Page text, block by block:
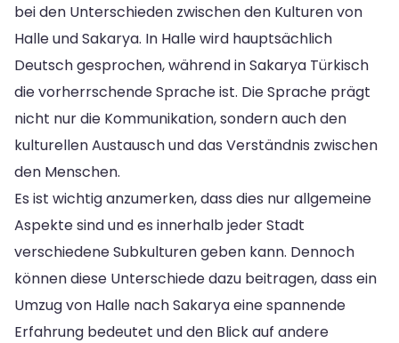
bei den Unterschieden zwischen den Kulturen von
Halle und Sakarya. In Halle wird hauptsächlich
Deutsch gesprochen, während in Sakarya Türkisch
die vorherrschende Sprache ist. Die Sprache prägt
nicht nur die Kommunikation, sondern auch den
kulturellen Austausch und das Verständnis zwischen
den Menschen.
Es ist wichtig anzumerken, dass dies nur allgemeine
Aspekte sind und es innerhalb jeder Stadt
verschiedene Subkulturen geben kann. Dennoch
können diese Unterschiede dazu beitragen, dass ein
Umzug von Halle nach Sakarya eine spannende
Erfahrung bedeutet und den Blick auf andere